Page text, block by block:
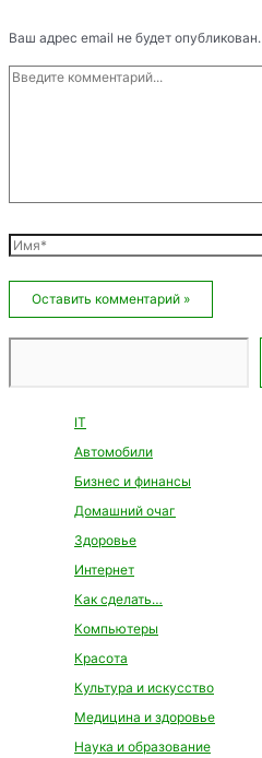
Ваш адрес email не будет опубликован.
Введите
комментарий...
Имя*
IT
Автомобили
Бизнес и финансы
Домашний очаг
Здоровье
Интернет
Как сделать…
Компьютеры
Красота
Культура и искусство
Медицина и здоровье
Наука и образование